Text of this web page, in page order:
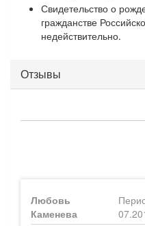
Свидетельство о
гражданстве
недействительно.
Отзывы
Любовь
Каменева